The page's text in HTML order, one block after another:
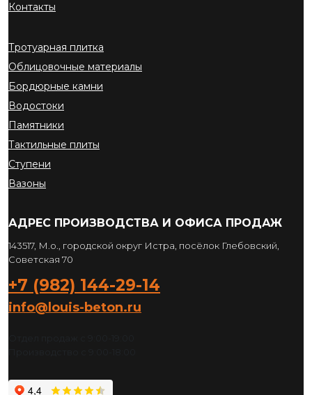
Контакты
Тротуарная плитка
Облицовочные материалы
Бордюрные камни
Водостоки
Памятники
Тактильные плиты
Ступени
Вазоны
АДРЕС ПРОИЗВОДСТВА И ОФИСА ПРОДАЖ
143517, М.о., городской округ Истра, посёлок Глебовский,
Советская 70
+7 (982) 144-29-14
info@louis-beton.ru